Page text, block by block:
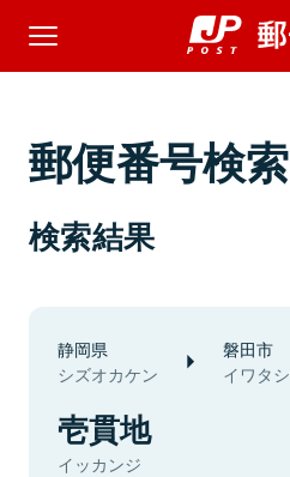
郵便番号検索
検索結果
静岡県
シズオカケン
磐田市
イワタシ
壱貫地
イッカンジ